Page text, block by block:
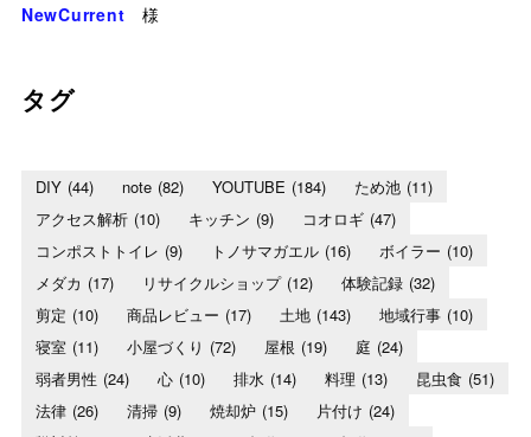
NewCurrent 様
タグ
DIY (44) note (82) YOUTUBE (184) ため池 (11)
アクセス解析 (10) キッチン (9) コオロギ (47)
コンポストトイレ (9) トノサマガエル (16) ボイラー (10)
メダカ (17) リサイクルショップ (12) 体験記録 (32)
剪定 (10) 商品レビュー (17) 土地 (143) 地域行事 (10)
寝室 (11) 小屋づくり (72) 屋根 (19) 庭 (24)
弱者男性 (24) 心 (10) 排水 (14) 料理 (13) 昆虫食 (51)
法律 (26) 清掃 (9) 焼却炉 (15) 片付け (24)